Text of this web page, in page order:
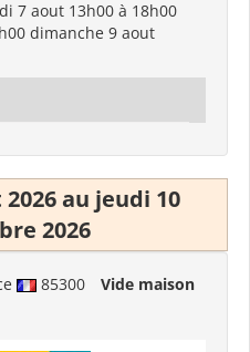
7 aout 13h00 à 18h00
dimanche 9 aout
au jeudi 10
2026
85300
Vide maison